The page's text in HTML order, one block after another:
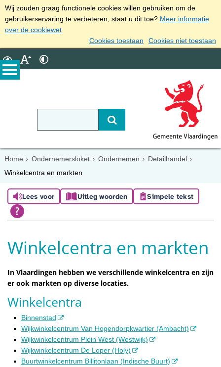
Wij zouden graag functionele cookies willen gebruiken om de
gebruikerservaring te verbeteren, staat u dit toe? Meer informatie
over de cookiewet
Cookies toestaan
Cookies niet toestaan
Home Ondernemersloket Ondernemen
Detailhandel
Winkelcentra en markten
Lees voor Uitleg woorden Simpele tekst
Winkelcentra en markten
In Vlaardingen hebben we verschillende winkelcentra en zijn
er ook markten op diverse locaties.
Winkelcentra
Binnenstad
Wijkwinkelcentrum Van Hogendorpkwartier (Ambacht)
Wijkwinkelcentrum Plein West (Westwijk)
Wijkwinkelcentrum De Loper (Holy)
Buurtwinkelcentrum Billitonlaan (Indische Buurt)